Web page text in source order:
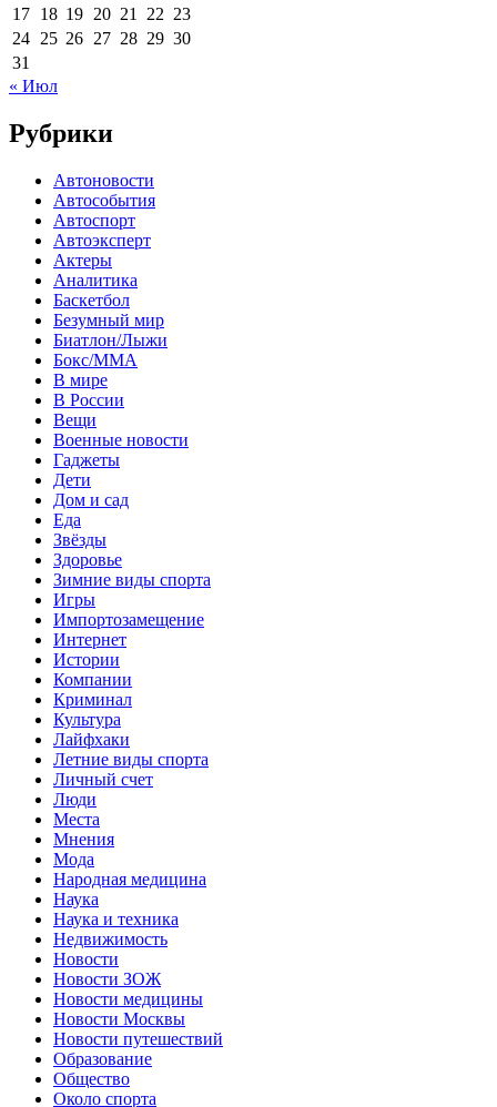
17 18 19 20 21 22 23
24 25 26 27 28 29 30
31
« Июл
Рубрики
Автоновости
Автособытия
Автоспорт
Автоэксперт
Актеры
Аналитика
Баскетбол
Безумный мир
Биатлон/Лыжи
Бокс/MMA
В мире
В России
Вещи
Военные новости
Гаджеты
Дети
Дом и сад
Еда
Звёзды
Здоровье
Зимние виды спорта
Игры
Импортозамещение
Интернет
Истории
Компании
Криминал
Культура
Лайфхаки
Летние виды спорта
Личный счет
Люди
Места
Мнения
Мода
Народная медицина
Наука
Наука и техника
Недвижимость
Новости
Новости ЗОЖ
Новости медицины
Новости Москвы
Новости путешествий
Образование
Общество
Около спорта